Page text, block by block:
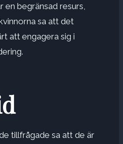
begränsad resurs,
sa att det
att engagera sig i
tillfrågade sa att de är